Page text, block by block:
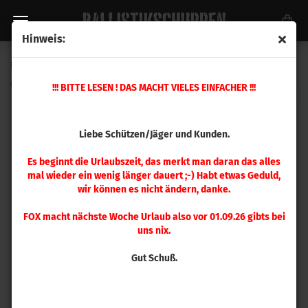
Hinweis:
!!! BITTE LESEN ! DAS MACHT VIELES EINFACHER !!!
Liebe Schützen/Jäger und Kunden.
Es beginnt die Urlaubszeit, das merkt man daran das alles
mal wieder ein wenig länger dauert ;-) Habt etwas Geduld,
wir können es nicht ändern, danke.
FOX macht nächste Woche Urlaub also vor 01.09.26 gibts bei
uns nix.
Gut Schuß.
392605)